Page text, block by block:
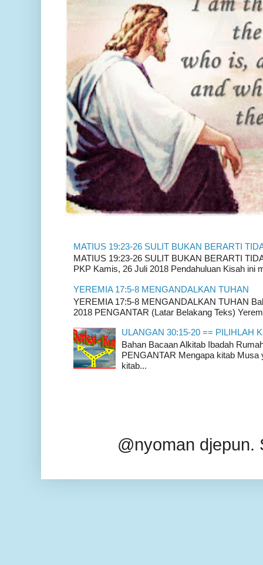
MATIUS 19:23-26 SULIT BUKAN BERARTI
MATIUS 19:23-26 SULIT BUKAN BERARTI
PKP Kamis, 26 Juli 2018 Pendahuluan Kisah ini
YEREMIA 17:5-8 MENGANDALKAN TUHAN
YEREMIA 17:5-8 MENGANDALKAN TUHAN
2018 PENGANTAR (Latar Belakang Teks)
ULANGAN 30:15-20 == PILIHLAH
Bahan Bacaan Alkitab Ibadah
PENGANTAR Mengapa kitab Musa
kitab...
@nyoman